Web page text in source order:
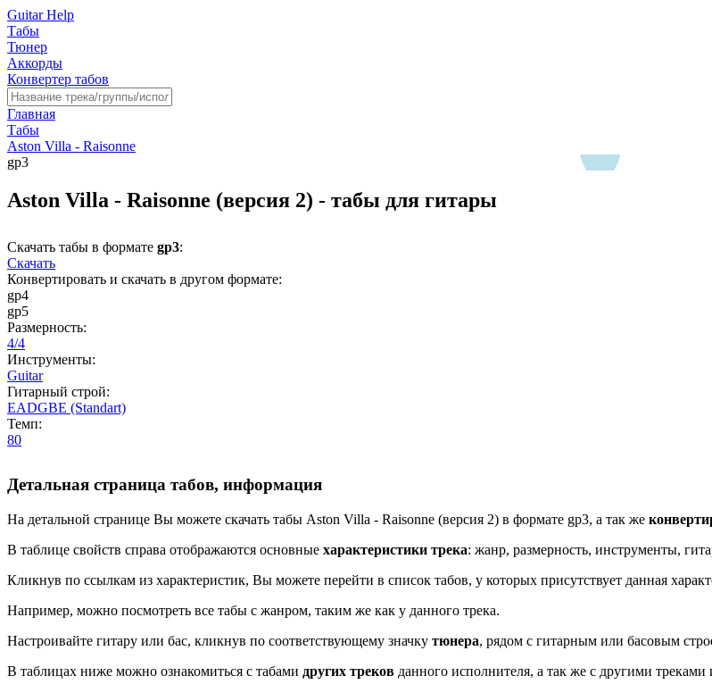
Guitar Help
Табы
Тюнер
Аккорды
Конвертер табов
Главная
Табы
Aston Villa - Raisonne
gp3
Aston Villa - Raisonne (версия 2) - табы для гитары
Скачать табы в формате gp3:
Скачать
Конвертировать и скачать в другом формате:
gp4
gp5
Размерность:
4/4
Инструменты:
Guitar
Гитарный строй:
EADGBE (Standart)
Темп:
80
Детальная страница табов, информация
На детальной странице Вы можете скачать табы Aston Villa - Raisonne (версия 2) в формате gp3, а так же
В таблице свойств справа отображаются основные характеристики трека: жанр, размерность, инструменты,
Кликнув по ссылкам из характеристик, Вы можете перейти в список табов, у которых присутствует данная
Например, можно посмотреть все табы с жанром, таким же как у данного трека.
Настроивайте гитару или бас, кликнув по соответствующему значку тюнера, рядом с гитарным или басовым
В таблицах ниже можно ознакомиться с табами других треков данного исполнителя, а так же с другими